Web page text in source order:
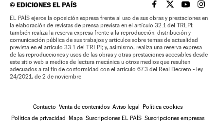
©EDICIONES EL PAÍS EL PAÍS BRASIL EN
EL PAÍSEL PAÍS
EL
EL PAÍS ejerce la oposición expresa frente al uso de sus obras y prestaciones en
la elaboración de revistas de prensa prevista en el artículo 32.1 del TRLPI;
también realiza la reserva expresa frente a la reproducción, distribución y
comunicación pública de sus trabajos y artículos sobre temas de actualidad
prevista en el artículo 33.1 del TRLPI; y, asimismo, realiza una reserva expresa
de las reproducciones y usos de las obras y otras prestaciones accesibles desde
este sitio web a medios de lectura mecánica u otros medios que resulten
adecuados a tal fin de conformidad con el artículo 67.3 del Real Decreto - ley
24/2021, de 2 de noviembre
Contacto Venta de contenidos Aviso legal
Política cookies
Política de privacidad
Mapa Suscripciones EL PAÍS Suscripciones empresas